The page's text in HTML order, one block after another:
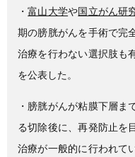
・富山大学や国立がん研
期の膀胱がんを手術で完
治療を行わない選択肢も
を公表した。
・膀胱がんが粘膜下層ま
る切除後に、再発防止を
治療が一般的に行われて